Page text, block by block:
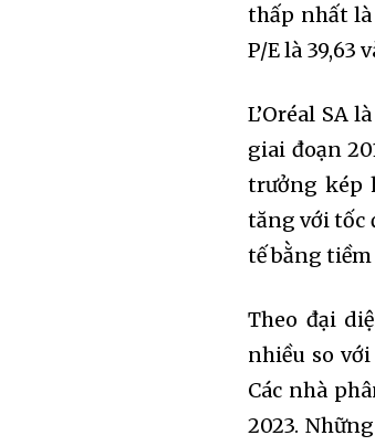
thấp nhất là
P/E là 39,63
L’Oréal SA
giai đoạn
trưởng kép
tăng với tốc
tế bằng
Theo đại
nhiều so
Các nhà
2023.